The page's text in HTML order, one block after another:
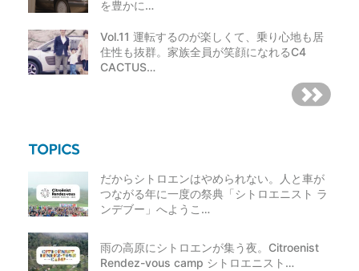
を豊かに…
Vol.11 運転するのが楽しくて、乗り心地も居
住性も抜群。家族全員が笑顔になれるC4
CACTUS…
だからシトロエンはやめられない。人と車が
つながる年に一度の祭典「シトロエニスト ラ
ンデブー」へようこ…
雨の高原にシトロエンが集う夜。Citroenist
Rendez-vous camp シトロエニスト…